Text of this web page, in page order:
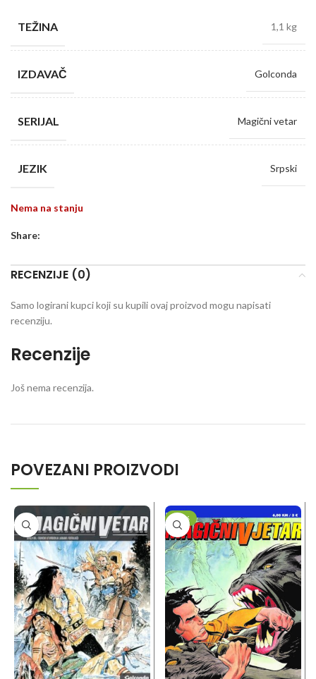
TEŽINA 1,1 kg
IZDAVAČ Golconda
SERIJAL Magični vetar
JEZIK Srpski
Nema na stanju
Share:
RECENZIJE (0)
Recenzije
Još nema recenzija.
Samo logirani kupci koji su kupili ovaj proizvod mogu napisati
recenziju.
POVEZANI PROIZVODI
-50%